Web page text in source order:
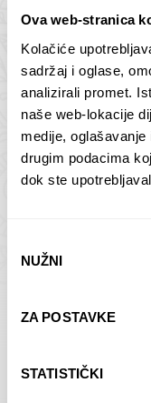
Ova web-stranica
Kolačiće
sadržaj i oglase,
analizirali promet.
naše web-lokacije
medije,
drugim podacima
dok ste
pristanka
NUŽNI
ZA POSTAVKE
STATISTIČKI
Butan –
75,00€ –
ODABERI
Dolac
ODABERI